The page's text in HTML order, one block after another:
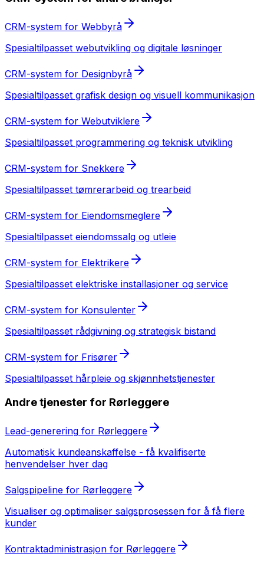
CRM-system for Webbyrå
Spesialtilpasset webutvikling og digitale løsninger
CRM-system for Designbyrå
Spesialtilpasset grafisk design og visuell kommunikasjon
CRM-system for Webutviklere
Spesialtilpasset programmering og teknisk utvikling
CRM-system for Snekkere
Spesialtilpasset tømrerarbeid og trearbeid
CRM-system for Eiendomsmeglere
Spesialtilpasset eiendomssalg og utleie
CRM-system for Elektrikere
Spesialtilpasset elektriske installasjoner og service
CRM-system for Konsulenter
Spesialtilpasset rådgivning og strategisk bistand
CRM-system for Frisører
Spesialtilpasset hårpleie og skjønnhetstjenester
Andre tjenester for Rørleggere
Lead-generering for Rørleggere
Automatisk kundeanskaffelse - få kvalifiserte
henvendelser hver dag
Salgspipeline for Rørleggere
Visualiser og optimaliser salgsprosessen for å få flere
kunder
Kontraktadministrasjon for Rørleggere